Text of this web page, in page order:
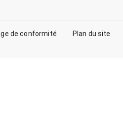
de conformité Plan du site